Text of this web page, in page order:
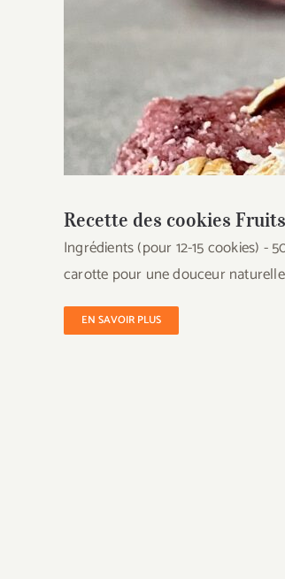
Recette des cookies
Ingrédients (pour 12-15 cookies) -
carotte pour une douceur
EN SAVOIR PLUS